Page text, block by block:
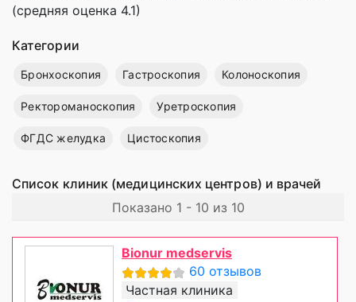
(средняя оценка 4.1)
Категории
Бронхоскопия Гастроскопия Колоноскопия
Ректороманоскопия Уретроскопия
ФГДС желудка Цистоскопия
Список клиник (медицинских центров) и врачей
Показано 1 - 10 из 10
Bionur medservis
60 отзывов
Частная клиника